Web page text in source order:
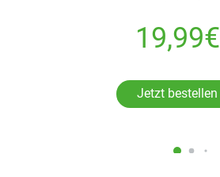
19,99€
Jetzt bestellen